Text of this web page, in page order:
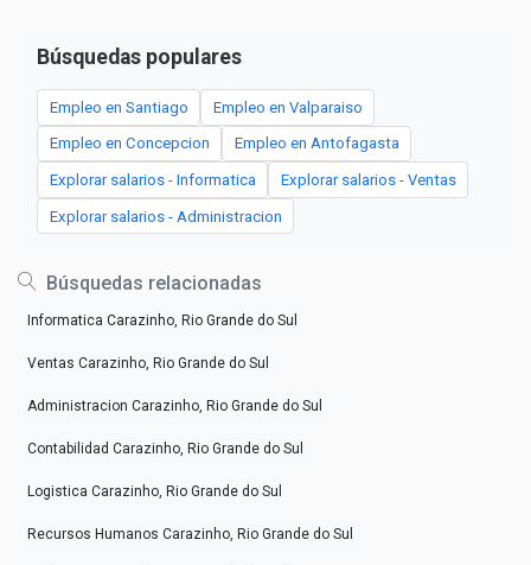
Búsquedas populares
Empleo en Santiago Empleo en Valparaiso
Empleo en Concepcion Empleo en Antofagasta
Explorar salarios - Informatica Explorar salarios - Ventas
Explorar salarios - Administracion
Búsquedas relacionadas
Informatica Carazinho, Rio Grande do Sul
Ventas Carazinho, Rio Grande do Sul
Administracion Carazinho, Rio Grande do Sul
Contabilidad Carazinho, Rio Grande do Sul
Logistica Carazinho, Rio Grande do Sul
Recursos Humanos Carazinho, Rio Grande do Sul